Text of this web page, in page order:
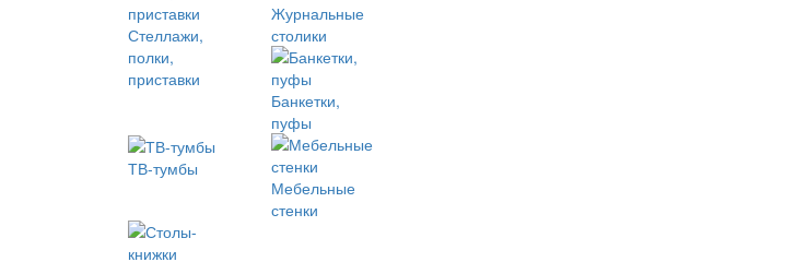
Стеллажи,
полки,
приставки
Журнальные
столики
Банкетки,
пуфы
ТВ-тумбы
Мебельные
стенки